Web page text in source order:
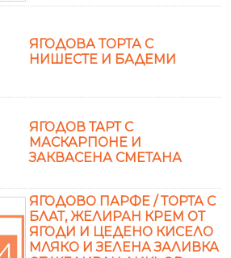
ЯГОДОВА ТОРТА С
НИШЕСТЕ И БАДЕМИ
ЯГОДОВ ТАРТ С
МАСКАРПОНЕ И
ЗАКВАСЕНА СМЕТАНА
ЯГОДОВО ПАРФЕ / ТОРТА С
БЛАТ, ЖЕЛИРАН КРЕМ ОТ
ЯГОДИ И ЦЕДЕНО КИСЕЛО
МЛЯКО И ЗЕЛЕНА ЗАЛИВКА